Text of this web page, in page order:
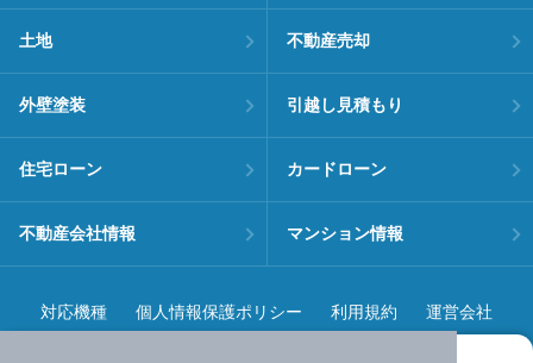
土地 不動産売却
外壁塗装 引越し見積もり
住宅ローン カードローン
不動産会社情報 マンション情報
対応機種 個人情報保護ポリシー 利用規約 運営会社